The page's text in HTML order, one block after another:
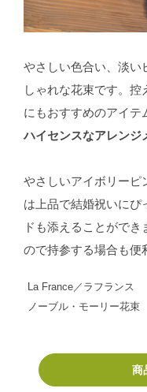
やさしい色合い、淡い
しゃれな花束です。控
にもおすすめのアイテ
ハイセンスなアレンジ
やさしいアイボリーピ
は上品で結婚祝いにぴ
ドも添えることがで
ので持参する場合も便
La France／ラフランス
ノーブル・モーリー花束
商